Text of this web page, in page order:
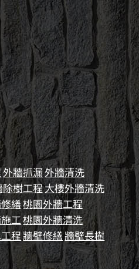
外牆抓漏外牆清洗
除樹工程大樓外牆清洗
繕桃園外牆工程
工 桃園外牆清洗
程牆壁修繕牆壁長樹